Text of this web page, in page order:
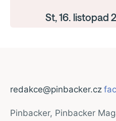
St, 16. listopad
redakce@pinbacker.cz
Pinbacker, Pinbacker